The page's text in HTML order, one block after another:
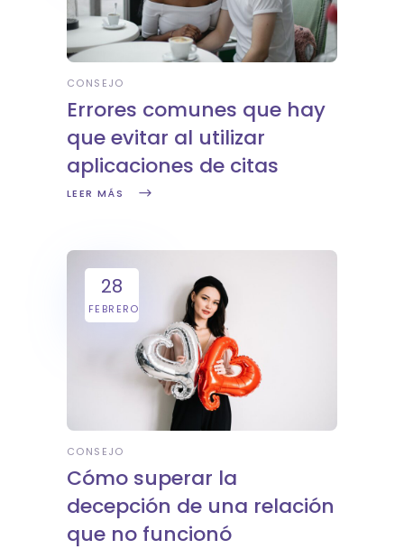
CONSEJO
Errores comunes que hay
que evitar al utilizar
aplicaciones de citas
LEER MÁS
28
FEBRERO
CONSEJO
Cómo superar la
decepción de una relación
que no funcionó